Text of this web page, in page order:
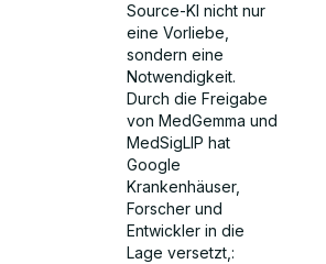
Source-KI nicht nur
eine Vorliebe,
sondern eine
Notwendigkeit.
Durch die Freigabe
von MedGemma und
MedSigLIP hat
Google
Krankenhäuser,
Forscher und
Entwickler in die
Lage versetzt,: